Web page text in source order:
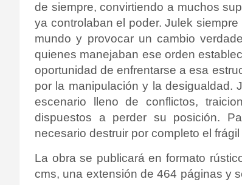
de siempre, convirtiendo a muchos
ya controlaban el poder. Julek
mundo y provocar un cambio
quienes manejaban ese orden
oportunidad de enfrentarse a esa
por la manipulación y la desigualdad.
escenario lleno de conflictos,
dispuestos a perder su posición.
necesario destruir por completo el
La obra se publicará en formato
cms, una extensión de 464 páginas y